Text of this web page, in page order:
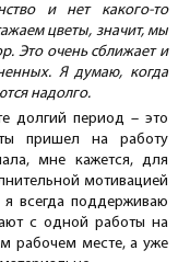
и нет какого-то
цветы, значит, мы
Это очень сближает и
Я думаю, когда
надолго.
долгий период – это
пришел на работу
мне кажется, для
мотивацией
всегда поддерживаю
с одной работы на
рабочем месте, а уже